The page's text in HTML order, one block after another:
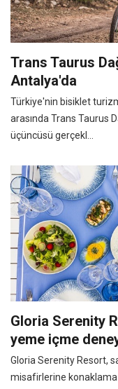
Trans Taurus
Antalya'da
Türkiye'nin bisiklet
arasında Trans Taurus
üçüncüsü gerçekl...
Gloria Serenity
yeme içme
Gloria Serenity Resort,
misafirlerine